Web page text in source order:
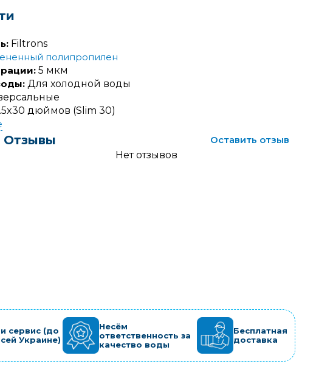
Filtrons
полипропилен
5 мкм
Для холодной воды
дюймов (Slim 30)
Отзывы
Оставить отзыв
Нет отзывов
сервис (до
Украине)
Несём
ответственность за
качество воды
Бесплатная
доставка